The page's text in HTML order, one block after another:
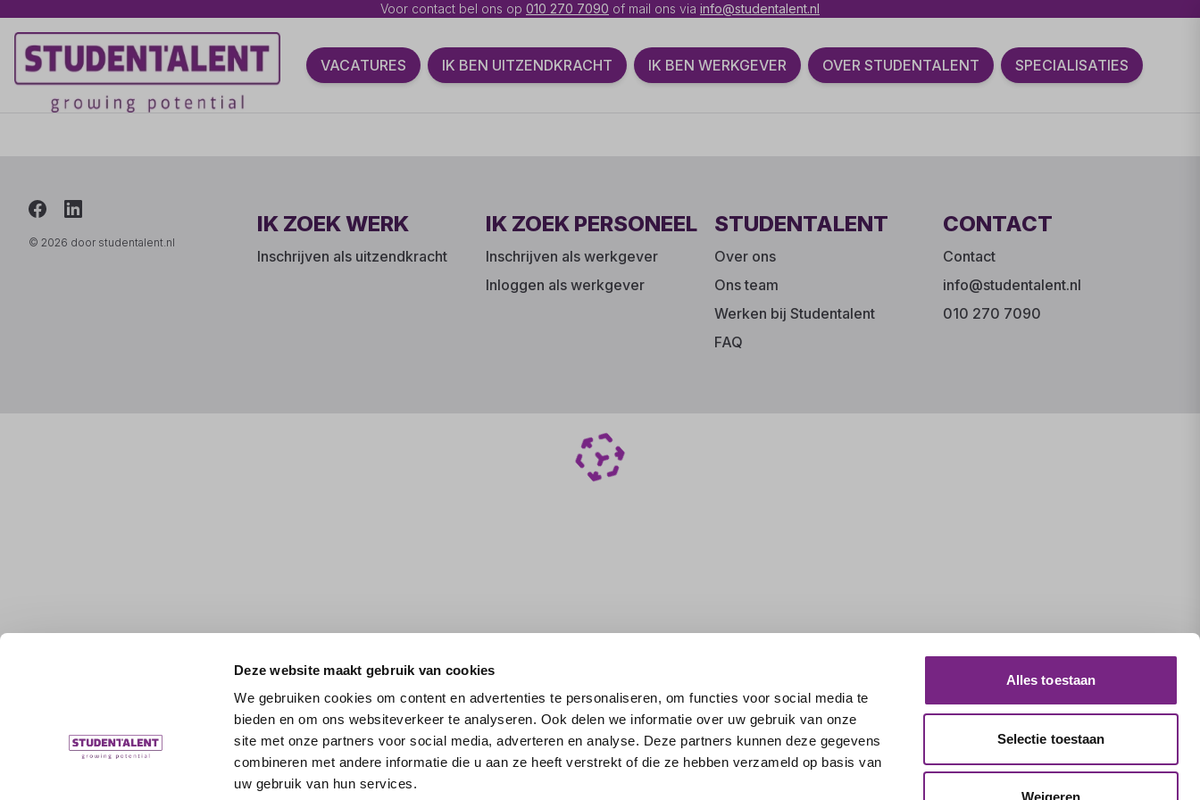
Deze website maakt gebruik van cookies
We gebruiken cookies om content en advertenties te personaliseren, om functies voor social media te
bieden en om ons websiteverkeer te analyseren. Ook delen we informatie over uw gebruik van onze
site met onze partners voor social media, adverteren en analyse. Deze partners kunnen deze gegevens
combineren met andere informatie die u aan ze heeft verstrekt of die ze hebben verzameld op basis van
uw gebruik van hun services.
Alles toestaan
Selectie toestaan
Weigeren
Voor contact bel ons op 010 270 7090 of mail ons via info@studentalent.nl
VACATURES IK BEN UITZENDKRACHT IK BEN WERKGEVER OVER STUDENTALENT SPECIALISATIES
© 2026 door studentalent.nl
IK ZOEK WERK
Inschrijven als uitzendkracht
IK ZOEK PERSONEEL
Inschrijven als werkgever
Inloggen als werkgever
STUDENTALENT
Over ons
Ons team
Werken bij Studentalent
FAQ
CONTACT
Contact
info@studentalent.nl
010 270 7090